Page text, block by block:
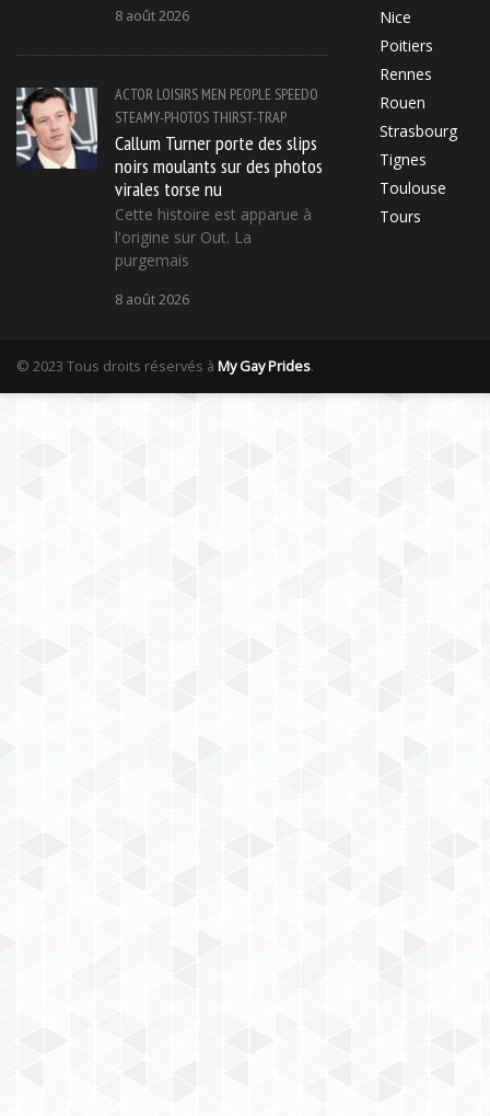
8 août 2026
ACTOR LOISIRS MEN PEOPLE SPEEDO
STEAMY-PHOTOSTHIRST-TRAP
Callum Turner porte des slips
noirs moulants sur des photos
virales torse nu
Cette histoire est apparue à
l'origine sur Out. La
purgemais
8 août 2026
Nice
Poitiers
Rennes
Rouen
Strasbourg
Tignes
Toulouse
Tours
© 2023 Tous droits réservés à My Gay Prides.